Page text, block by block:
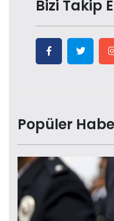
Bizi Takip
Popüler